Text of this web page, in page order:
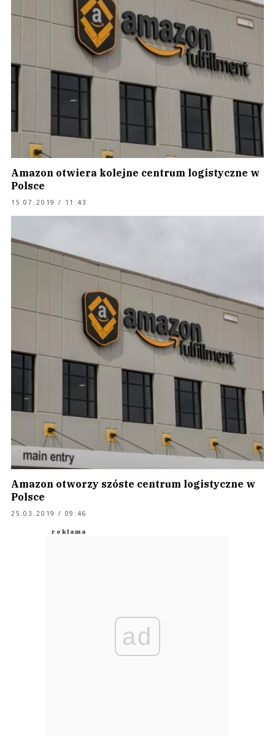
Amazon otwiera kolejne centrum logistyczne w
Polsce
15.07.2019 / 11:43
Amazon otworzy szóste centrum logistyczne w
Polsce
25.03.2019 / 09:46
ad